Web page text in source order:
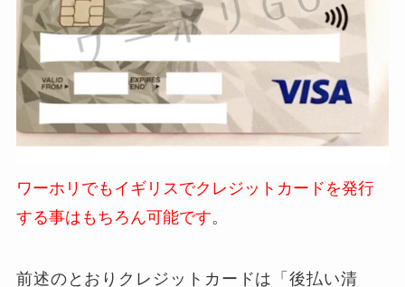
ワーホリでもイギリスでクレジットカードを発行
する事はもちろん可能です。
前述のとおりクレジットカードは「後払い清